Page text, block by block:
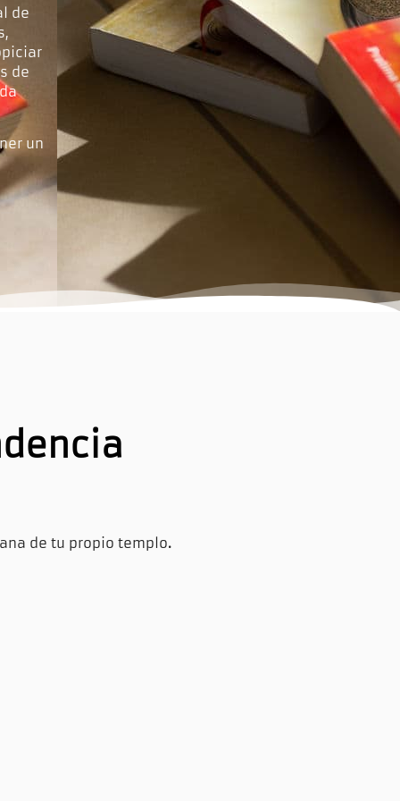
de
de
un
de tu propio templo.